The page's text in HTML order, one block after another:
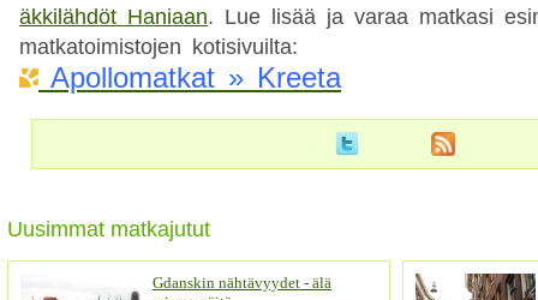
äkkilähdöt Haniaan. Lue lisää ja varaa matkasi
matkatoimistojen kotisivuilta:
Apollomatkat » Kreeta
Uusimmat matkajutut
Gdanskin nähtävyydet - älä